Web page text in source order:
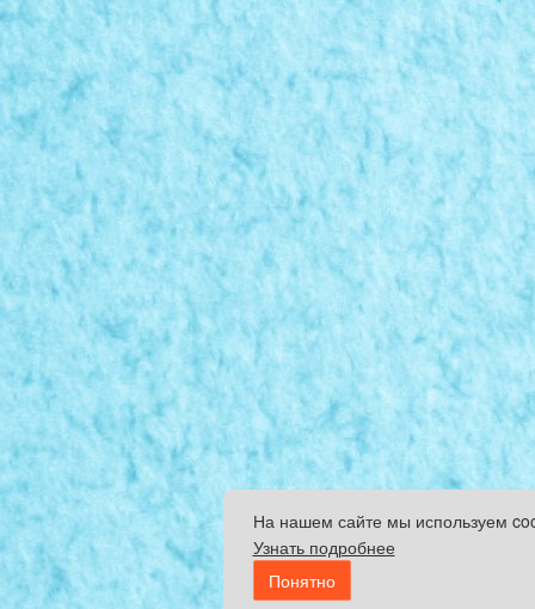
На нашем сайте мы используем
Узнать подробнее
Понятно